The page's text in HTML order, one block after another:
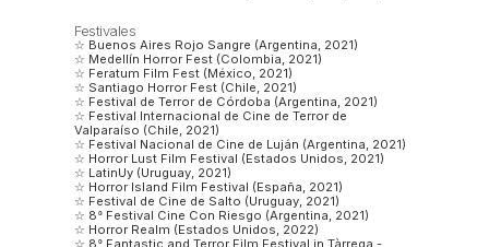
Festivales
☆ Buenos Aires Rojo Sangre (Argentina, 2021)
☆ Medellín Horror Fest (Colombia, 2021)
☆ Feratum Film Fest (México, 2021)
☆ Santiago Horror Fest (Chile, 2021)
☆ Festival de Terror de Córdoba (Argentina, 2021)
☆ Festival Internacional de Cine de Terror de
Valparaíso (Chile, 2021)
☆ Festival Nacional de Cine de Luján (Argentina, 2021)
☆ Horror Lust Film Festival (Estados Unidos, 2021)
☆ LatinUy (Uruguay, 2021)
☆ Horror Island Film Festival (España, 2021)
☆ Festival de Cine de Salto (Uruguay, 2021)
☆ 8° Festival Cine Con Riesgo (Argentina, 2021)
☆ Horror Realm (Estados Unidos, 2022)
☆ 8° Fantastic and Terror Film Festival in Tàrrega -